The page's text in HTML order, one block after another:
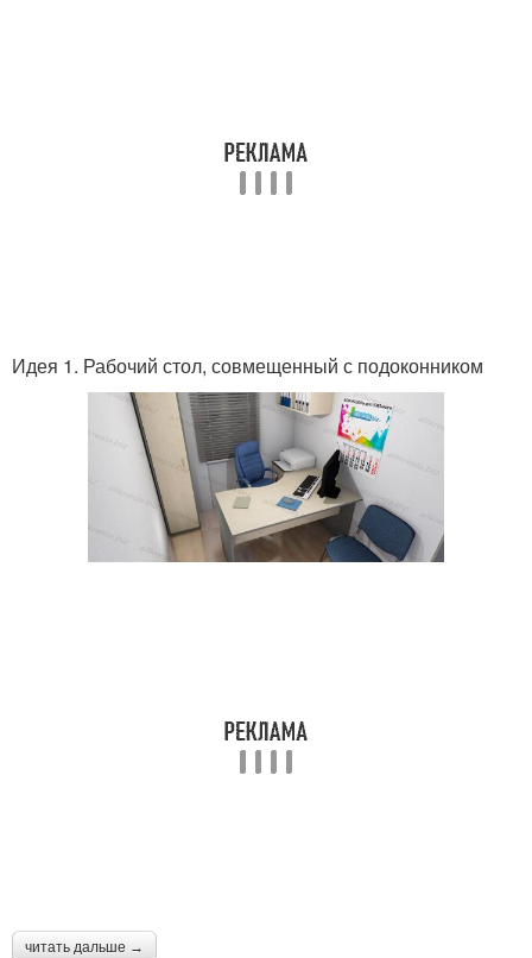
Идея 1. Рабочий стол, совмещенный с подоконником
читать дальше →